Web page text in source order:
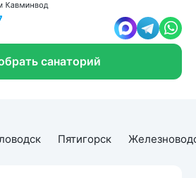
санаторий
Пятигорск